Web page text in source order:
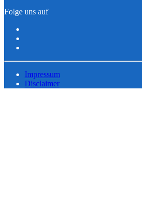
Folge uns auf
Impressum
Disclaimer